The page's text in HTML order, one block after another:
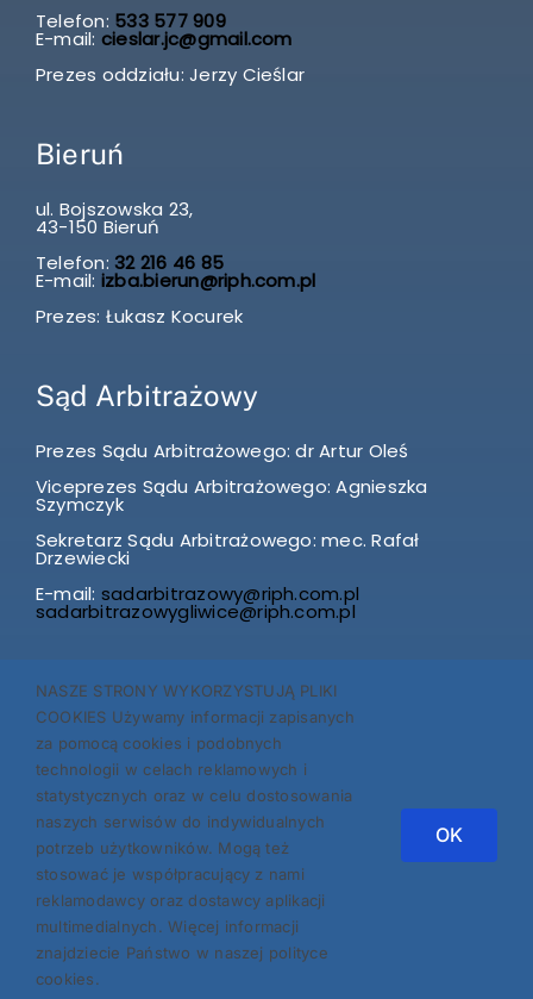
Telefon: 533 577 909
E-mail: cieslar.jc@gmail.com
Prezes oddziału: Jerzy Cieślar
Bieruń
ul. Bojszowska 23,
43-150 Bieruń
Telefon: 32 216 46 85
E-mail: izba.bierun@riph.com.pl
Prezes: Łukasz Kocurek
Sąd Arbitrażowy
Prezes Sądu Arbitrażowego: dr Artur Oleś
Viceprezes Sądu Arbitrażowego: Agnieszka
Szymczyk
Sekretarz Sądu Arbitrażowego: mec. Rafał
Drzewiecki
E-mail: sadarbitrazowy@riph.com.pl
sadarbitrazowygliwice@riph.com.pl
SKARGI I WNIOSKI przyjmuje Prezes Izby p. Agnieszka
Szymczyk w każdą środę w godz. 12.00-14.00.
Prosimy o wcześniejsze telefoniczne zgłoszenie
i umówienie terminu swojej wizyty!
Znajdź nas:
NASZE STRONY WYKORZYSTUJĄ PLIKI
COOKIES Używamy informacji zapisanych
za pomocą cookies i podobnych
technologii w celach reklamowych i
statystycznych oraz w celu dostosowania
naszych serwisów do indywidualnych
potrzeb użytkowników. Mogą też
stosować je współpracujący z nami
reklamodawcy oraz dostawcy aplikacji
multimedialnych. Więcej informacji
znajdziecie Państwo w naszej polityce
cookies.
OK